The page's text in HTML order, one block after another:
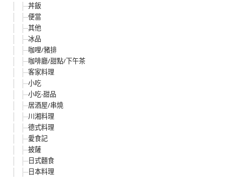
丼飯
便當
其他
冰品
咖哩/豬排
咖啡廳/甜點/下午茶
客家料理
小吃
小吃-甜品
居酒屋/串燒
川湘料理
德式料理
愛食記
披薩
日式麵食
日本料理